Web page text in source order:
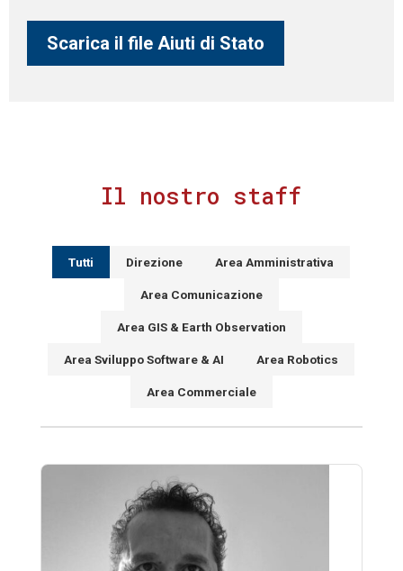
Scarica il file Aiuti di Stato
Il nostro staff
Tutti Direzione Area Amministrativa
Area Comunicazione
Area GIS & Earth Observation
Area Sviluppo Software & AI Area Robotics
Area Commerciale